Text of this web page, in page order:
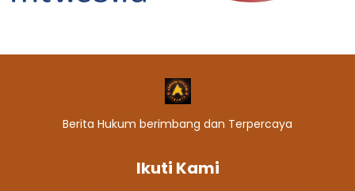
Berita Hukum berimbang dan Terpercaya
Ikuti Kami